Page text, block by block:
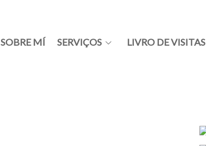
SOBRE MÍ SERVIÇOS LIVRO DE VISITAS